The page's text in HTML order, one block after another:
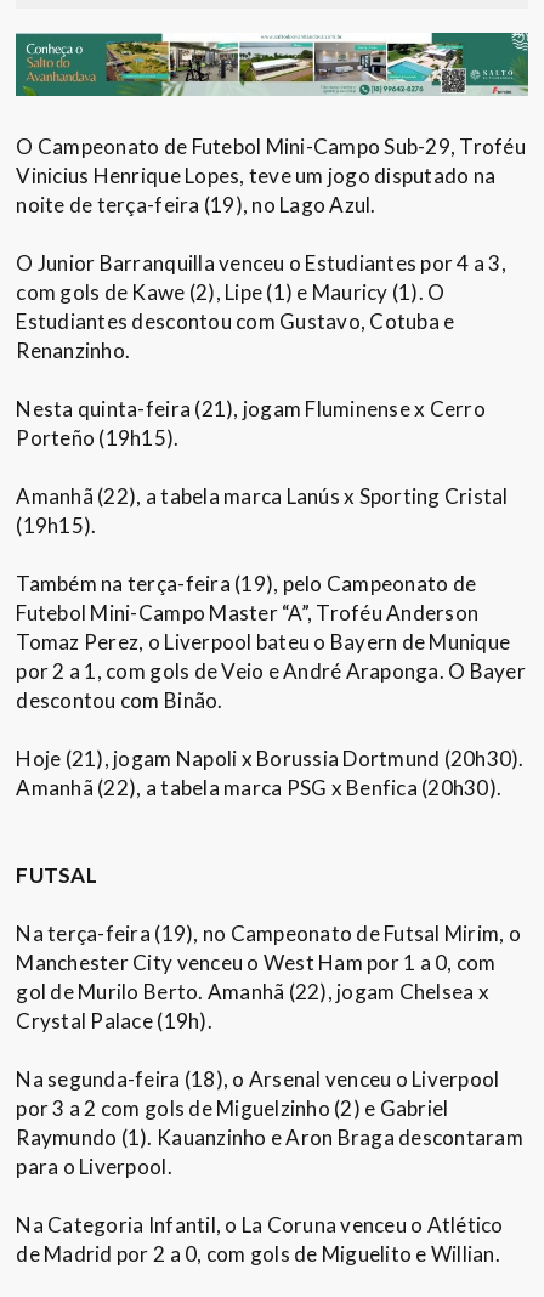
O Campeonato de Futebol Mini-Campo Sub-29, Troféu
Vinicius Henrique Lopes, teve um jogo disputado na
noite de terça-feira (19), no Lago Azul.
O Junior Barranquilla venceu o Estudiantes por 4 a 3,
com gols de Kawe (2), Lipe (1) e Mauricy (1). O
Estudiantes descontou com Gustavo, Cotuba e
Renanzinho.
Nesta quinta-feira (21), jogam Fluminense x Cerro
Porteño (19h15).
Amanhã (22), a tabela marca Lanús x Sporting Cristal
(19h15).
Também na terça-feira (19), pelo Campeonato de
Futebol Mini-Campo Master “A”, Troféu Anderson
Tomaz Perez, o Liverpool bateu o Bayern de Munique
por 2 a 1, com gols de Veio e André Araponga. O Bayer
descontou com Binão.
Hoje (21), jogam Napoli x Borussia Dortmund (20h30).
Amanhã (22), a tabela marca PSG x Benfica (20h30).
FUTSAL
Na terça-feira (19), no Campeonato de Futsal Mirim, o
Manchester City venceu o West Ham por 1 a 0, com
gol de Murilo Berto. Amanhã (22), jogam Chelsea x
Crystal Palace (19h).
Na segunda-feira (18), o Arsenal venceu o Liverpool
por 3 a 2 com gols de Miguelzinho (2) e Gabriel
Raymundo (1). Kauanzinho e Aron Braga descontaram
para o Liverpool.
Na Categoria Infantil, o La Coruna venceu o Atlético
de Madrid por 2 a 0, com gols de Miguelito e Willian.